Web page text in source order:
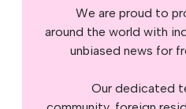
We are proud to
around the world with
unbiased news for
Our dedicated